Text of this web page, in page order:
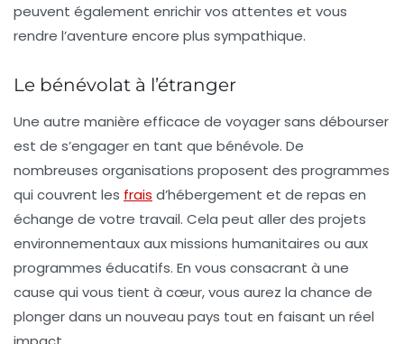
peuvent également enrichir vos attentes et vous
rendre l’aventure encore plus sympathique.
Le bénévolat à l’étranger
Une autre manière efficace de voyager sans débourser
est de s’engager en tant que bénévole. De
nombreuses organisations proposent des programmes
qui couvrent les frais d’hébergement et de repas en
échange de votre travail. Cela peut aller des projets
environnementaux aux missions humanitaires ou aux
programmes éducatifs. En vous consacrant à une
cause qui vous tient à cœur, vous aurez la chance de
plonger dans un nouveau pays tout en faisant un réel